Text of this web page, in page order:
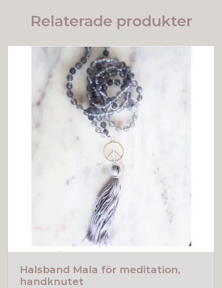
Relaterade produkter
Halsband Mala för meditation,
handknutet